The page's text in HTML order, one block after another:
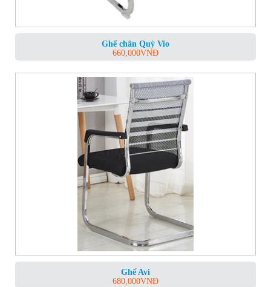
Ghế chân Quỳ Vio
660,000VNĐ
Ghế Avi
680,000VNĐ